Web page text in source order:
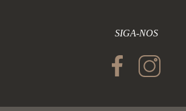
SIGA-NOS